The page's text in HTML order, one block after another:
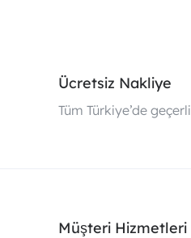
Ücretsiz Nakliye
Tüm Türkiye’de geçerli
Müşteri Hizmetleri